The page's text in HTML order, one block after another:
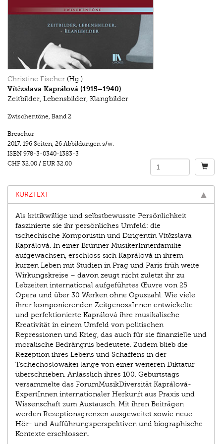
Christine Fischer (Hg.)
Vítězslava Kaprálová (1915–1940)
Zeitbilder, Lebensbilder, Klangbilder
Zwischentöne, Band 2
Broschur
2017. 196 Seiten, 26 Abbildungen s/w.
ISBN 978-3-0340-1383-3
CHF 32.00 / EUR 32.00
KURZTEXT
Als kritikwillige und selbstbewusste Persönlichkeit
faszinierte sie ihr persönliches Umfeld: die
tschechische Komponistin und Dirigentin Vítězslava
Kaprálová. In einer Brünner MusikerInnenfamilie
aufgewachsen, erschloss sich Kaprálová in ihrem
kurzen Leben mit Studien in Prag und Paris früh weite
Wirkungskreise – davon zeugt nicht zuletzt ihr zu
Lebzeiten international aufgeführtes Œuvre von 25
Opera und über 30 Werken ohne Opuszahl. Wie viele
ihrer komponierenden ZeitgenossInnen entwickelte
und perfektionierte Kaprálová ihre musikalische
Kreativität in einem Umfeld von politischen
Repressionen und Krieg, das auch für sie finanzielle und
moralische Bedrängnis bedeutete. Zudem blieb die
Rezeption ihres Lebens und Schaffens in der
Tschechoslowakei lange von einer weiteren Diktatur
überschrieben. Anlässlich ihres 100. Geburtstags
versammelte das ForumMusikDiversität Kaprálová-
ExpertInnen internationaler Herkunft aus Praxis und
Wissenschaft zum Austausch. Mit ihren Beiträgen
werden Rezeptionsgrenzen ausgeweitet sowie neue
Hör- und Aufführungsperspektiven und biographische
Kontexte erschlossen.